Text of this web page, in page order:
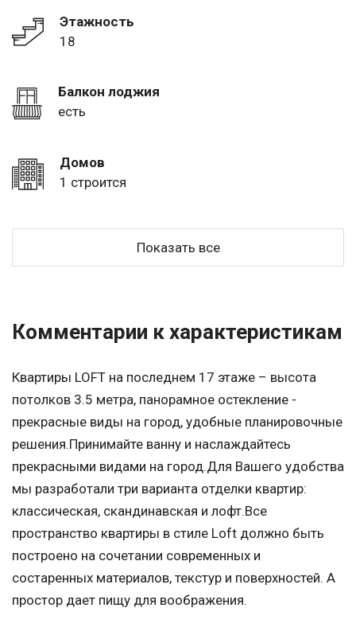
Этажность
18
Балкон лоджия
есть
Домов
1 строится
Показать все
Комментарии к характеристикам
Квартиры LOFT на последнем 17 этаже – высота
потолков 3.5 метра, панорамное остекление -
прекрасные виды на город, удобные планировочные
решения.Принимайте ванну и наслаждайтесь
прекрасными видами на город.Для Вашего удобства
мы разработали три варианта отделки квартир:
классическая, скандинавская и лофт.Все
пространство квартиры в стиле Loft должно быть
построено на сочетании современных и
состаренных материалов, текстур и поверхностей. А
простор дает пищу для воображения.